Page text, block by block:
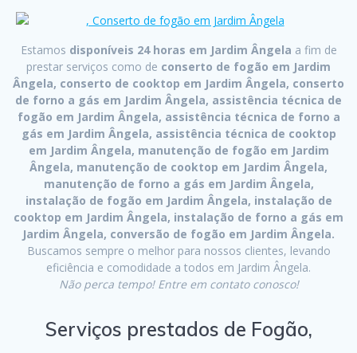
Estamos disponíveis 24 horas em Jardim Ângela a fim de
prestar serviços como de conserto de fogão em Jardim
Ângela, conserto de cooktop em Jardim Ângela, conserto
de forno a gás em Jardim Ângela, assistência técnica de
fogão em Jardim Ângela, assistência técnica de forno a
gás em Jardim Ângela, assistência técnica de cooktop
em Jardim Ângela, manutenção de fogão em Jardim
Ângela, manutenção de cooktop em Jardim Ângela,
manutenção de forno a gás em Jardim Ângela,
instalação de fogão em Jardim Ângela, instalação de
cooktop em Jardim Ângela, instalação de forno a gás em
Jardim Ângela, conversão de fogão em Jardim Ângela.
Buscamos sempre o melhor para nossos clientes, levando
eficiência e comodidade a todos em Jardim Ângela.
Não perca tempo! Entre em contato conosco!
Serviços prestados de Fogão,